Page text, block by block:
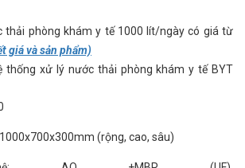
thải phòng khám y tế 1000 lít/ngày có giá từ
giá và sản phẩm)
thống xử lý nước thải phòng khám y tế BYT
1000x700x300mm (rộng, cao, sâu)